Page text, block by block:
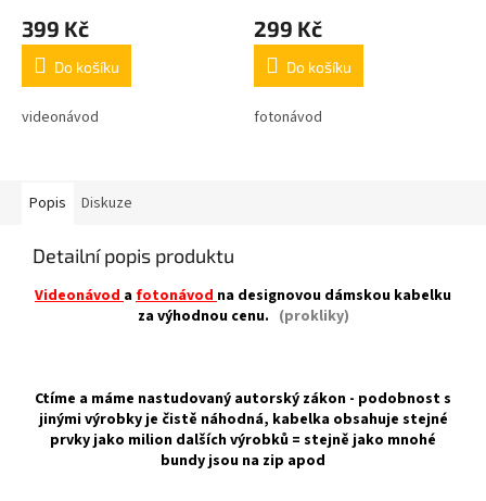
399 Kč
Do košíku
videonávod
299 Kč
Do košíku
fotonávod
Popis Diskuze
Detailní popis produktu
Videonávod a fotonávod na designovou dámskou kabelku
za výhodnou cenu. (prokliky)
Ctíme a máme nastudovaný autorský zákon - podobnost s
jinými výrobky je čistě náhodná, kabelka obsahuje stejné
prvky jako milion dalších výrobků = stejně jako mnohé
bundy jsou na zip apod